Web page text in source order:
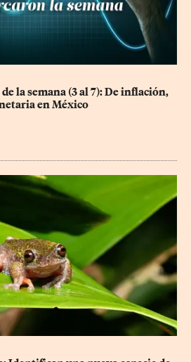
la semana (3 al 7): De inflación,
en México